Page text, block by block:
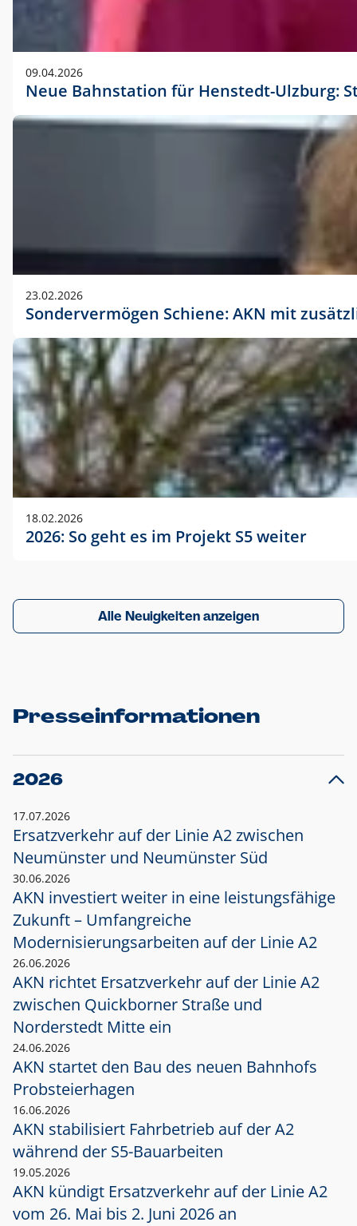
09.04.2026
Neue Bahnstation für Henstedt-Ulzburg:
23.02.2026
Sondervermögen Schiene: AKN mit
18.02.2026
2026: So geht es im Projekt S5 weiter
Alle Neuigkeiten anzeigen
Presseinformationen
2026
17.07.2026
Ersatzverkehr auf der Linie A2 zwischen
Neumünster und Neumünster Süd
30.06.2026
AKN investiert weiter in eine leistungsfähige
Zukunft – Umfangreiche
Modernisierungsarbeiten auf der Linie A2
26.06.2026
AKN richtet Ersatzverkehr auf der Linie A2
zwischen Quickborner Straße und
Norderstedt Mitte ein
24.06.2026
AKN startet den Bau des neuen Bahnhofs
Probsteierhagen
16.06.2026
AKN stabilisiert Fahrbetrieb auf der A2
während der S5-Bauarbeiten
19.05.2026
AKN kündigt Ersatzverkehr auf der Linie A2
vom 26. Mai bis 2. Juni 2026 an